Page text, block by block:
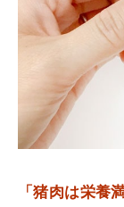
「猪肉は栄養